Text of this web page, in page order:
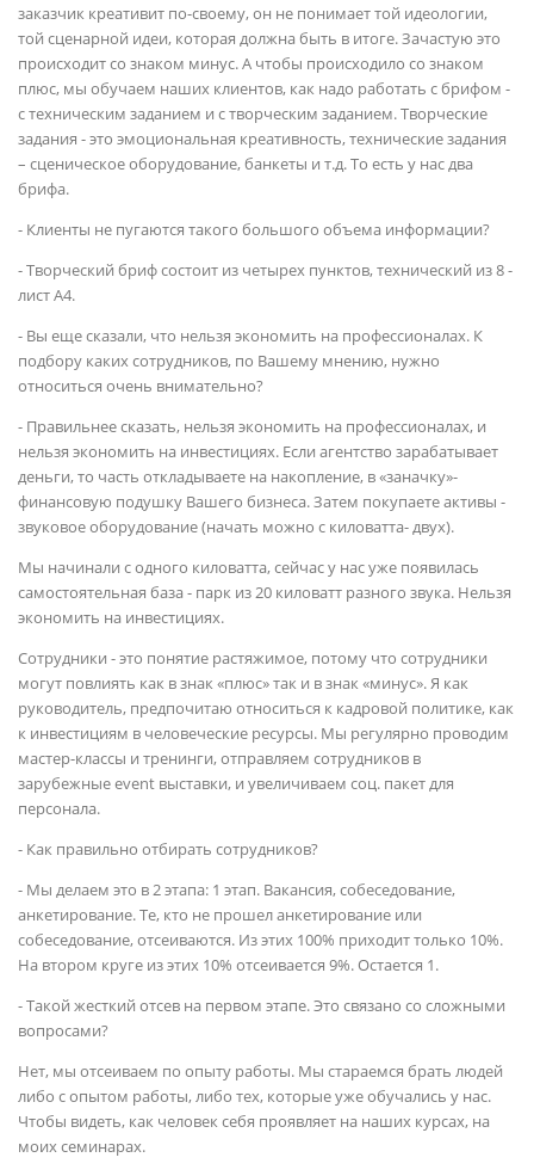
заказчик креативит по-своему, он не понимает той идеологии,
той сценарной идеи, которая должна быть в итоге. Зачастую это
происходит со знаком минус. А чтобы происходило со знаком
плюс, мы обучаем наших клиентов, как надо работать с брифом -
с техническим заданием и с творческим заданием. Творческие
задания - это эмоциональная креативность, технические задания
– сценическое оборудование, банкеты и т.д. То есть у нас два
брифа.
- Клиенты не пугаются такого большого объема информации?
- Творческий бриф состоит из четырех пунктов, технический из 8 -
лист А4.
- Вы еще сказали, что нельзя экономить на профессионалах. К
подбору каких сотрудников, по Вашему мнению, нужно
относиться очень внимательно?
- Правильнее сказать, нельзя экономить на профессионалах, и
нельзя экономить на инвестициях. Если агентство зарабатывает
деньги, то часть откладываете на накопление, в «заначку»-
финансовую подушку Вашего бизнеса. Затем покупаете активы -
звуковое оборудование (начать можно с киловатта- двух).
Мы начинали с одного киловатта, сейчас у нас уже появилась
самостоятельная база - парк из 20 киловатт разного звука. Нельзя
экономить на инвестициях.
Сотрудники - это понятие растяжимое, потому что сотрудники
могут повлиять как в знак «плюс» так и в знак «минус». Я как
руководитель, предпочитаю относиться к кадровой политике, как
к инвестициям в человеческие ресурсы. Мы регулярно проводим
мастер-классы и тренинги, отправляем сотрудников в
зарубежные event выставки, и увеличиваем соц. пакет для
персонала.
- Как правильно отбирать сотрудников?
- Мы делаем это в 2 этапа: 1 этап. Вакансия, собеседование,
анкетирование. Те, кто не прошел анкетирование или
собеседование, отсеиваются. Из этих 100% приходит только 10%.
На втором круге из этих 10% отсеивается 9%. Остается 1.
- Такой жесткий отсев на первом этапе. Это связано со сложными
вопросами?
Нет, мы отсеиваем по опыту работы. Мы стараемся брать людей
либо с опытом работы, либо тех, которые уже обучались у нас.
Чтобы видеть, как человек себя проявляет на наших курсах, на
моих семинарах.